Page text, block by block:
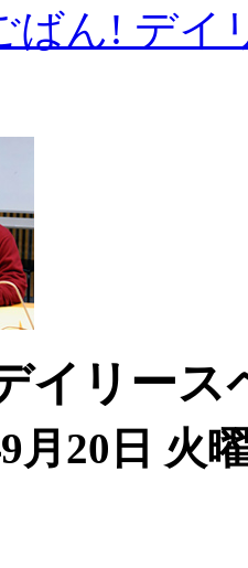
ばん! デイ
イリース
月20日 火